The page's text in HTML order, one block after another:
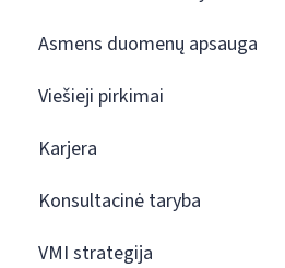
Asmens duomenų apsauga
Viešieji pirkimai
Karjera
Konsultacinė taryba
VMI strategija